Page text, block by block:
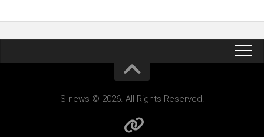
S news © 2026. All Rights Reserved.